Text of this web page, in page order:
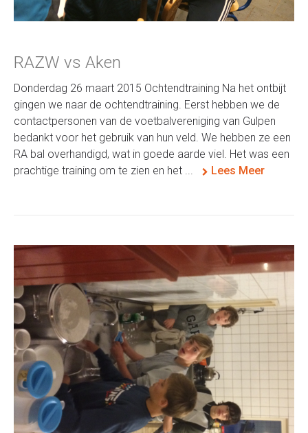
RAZW vs Aken
Donderdag 26 maart 2015 Ochtendtraining Na het ontbijt
gingen we naar de ochtendtraining. Eerst hebben we de
contactpersonen van de voetbalvereniging van Gulpen
bedankt voor het gebruik van hun veld. We hebben ze een
RA bal overhandigd, wat in goede aarde viel. Het was een
prachtige training om te zien en het ...
Lees Meer